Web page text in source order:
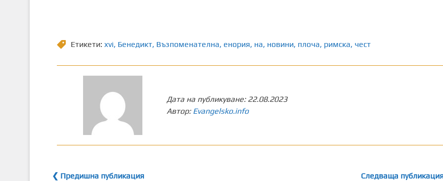
Етикети: xvi, Бенедикт, Възпоменателна, енория, на, новини, плоча, римска, чест
Дата на публикуване: 22.08.2023
Автор: Evangelsko.info
❮ Предишна публикация
Следваща